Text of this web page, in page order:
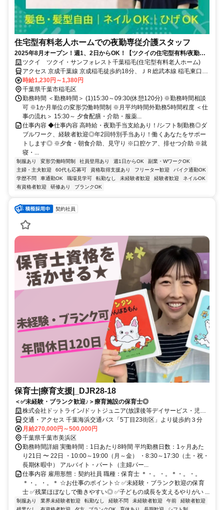
住宅型有料老人ホームでの夜勤専従介護スタッフ
2025年8月オープン！週1、2日からOK！【ツクイの住宅型有料/夜勤専
従介護スタッフ求人】
ツクイ ツクイ・サンフォレスト千葉稲毛(住宅型有料老人ホーム)
アクセス 京成千葉線 京成稲毛徒歩約18分、ＪＲ総武本線 稲毛東口徒
歩約21分、ＪＲ総武本線 新検見川北口徒歩約19分 ・JR総武線/中央･
総武線「稲毛駅」から平和交通バス乗車、「稲毛スカイマンション」
下車徒歩約2分
時給1,230円～1,380円
千葉県千葉市稲毛区
勤務時間 ＜勤務時間＞ (1)15:30～09:30(休憩120分) ※勤務時間相談
可 ※1か月単位の変形労働時間制 ※月平均時間外勤務5時間程度 ＜仕
事の流れ＞ 15:30～ 夕食配膳・介助・服薬...
仕事内容 ◆仕事内容 高時給・夜勤手当支給あり！/シフト制勤務◎ダ
ブルワーク、経験者歓迎◎年2回特別手当あり！働くあなたをサポー
トします◎ ※夕食・朝食介助、見守り ※口腔ケア、排せつ介助 ※就
寝・...
制服あり 変形労働時間制 社員登用あり 週1日からOK
副業・WワークOK
主婦・主夫歓迎
60代も応募可 資格取得支援あり フリーター歓迎
バイク通勤OK
学歴不問
車通勤OK 職場見学可 転勤なし 未経験者歓迎 経験者歓迎
ネイルOK
有資格者歓迎
研修あり ブランクOK
契約社員
保育士|療育支援|_DJR28-18
＜✅未経験・ブランク歓迎♪＞療育施設の保育士◎
株式会社ドットライン/ドットジュニア(放課後等デイサービス・児童
発達支援) 真砂第1教室
交通・アクセス 千葉海浜交通バス「5丁目23街区」より徒歩約３分
月給270,000円～500,000円
千葉県千葉市美浜区
勤務時間詳細 実働時間：1日あたり8時間 平均勤務日数：1ヶ月あた
り21日 〜 22日 ・10:00～19:00（月～金） ・8:30～17:30（土・祝・
長期休暇中） アルバイト・パート（主婦パー...
仕事内容 雇用形態：契約社員 職種：保育士 ＊・。・。＊・。・。
＊・。・。＊ ☆お仕事のポイント☆ ✅未経験・ブランク歓迎の保育
士 ✅残業ほぼなしで働きやすい◎ ✅子どもの成長を支えるやりがい ...
制服あり 業界未経験者歓迎 転勤なし 経験不問 未経験者歓迎 午前
経験者歓迎